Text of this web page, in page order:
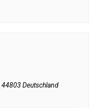
44803 Deutschland